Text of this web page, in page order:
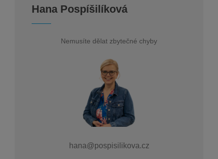
Hana Pospíšilíková
Nemusíte dělat zbytečné chyby
hana@pospisilikova.cz